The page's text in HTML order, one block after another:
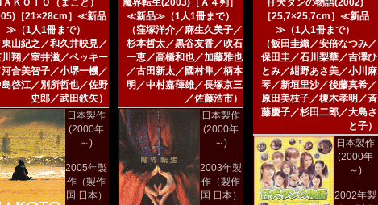
ＡＫＯＴＯ（まこと）
［21×28cm］≪新品
≫（1人1冊まで）
山紀之／和久井映見／
翔／室井滋／ベッキー
合美智子／小堺一機／
啓江／別所哲也／佐野
史郎／武田鉄矢）
日本製作
(2000年
～)
2005年製
作（製作
国 日本）
魔界転生(2003)［Ａ４判］
≪新品≫（1人1冊まで）
（窪塚洋介／麻生久美子／
杉本哲太／黒谷友香／吹石
一恵／高橋和也／加藤雅也
／古田新太／國村隼／柄本
明／中村嘉葎雄／長塚京三
／佐藤浩市）
日本製作
(2000年
～)
2003年製
作（製作
国 日本）
仔犬ダンの物語(2002)
［25,7×25,7cm］≪新品
≫（1人1冊まで）
（飯田圭織／安倍なつみ／
保田圭／石川梨華／吉澤ひ
とみ／紺野あさ美／小川麻
琴／新垣里沙／後藤真希／
原田美枝子／榎木孝明／斉
藤慶子／杉田二郎／大島さ
と子）
日本製作
(2000年
～)
2002年製